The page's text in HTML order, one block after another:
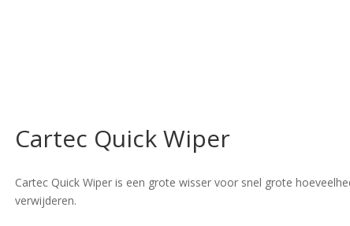
Cartec Quick Wiper
Cartec Quick Wiper is een grote wisser voor snel grote
verwijderen.